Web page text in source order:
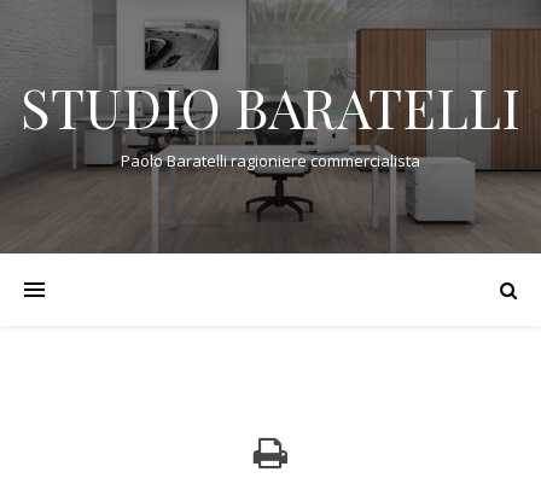
STUDIO BARATELLI
Paolo Baratelli ragioniere commercialista